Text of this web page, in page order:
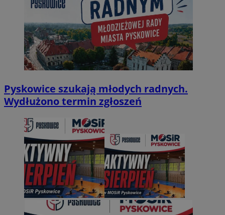
Pyskowice szukają młodych radnych.
Wydłużono termin zgłoszeń